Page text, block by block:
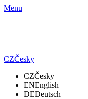
Menu
CZČesky
CZČesky
ENEnglish
DEDeutsch